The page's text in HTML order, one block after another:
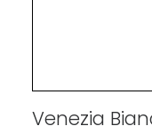
Venezia